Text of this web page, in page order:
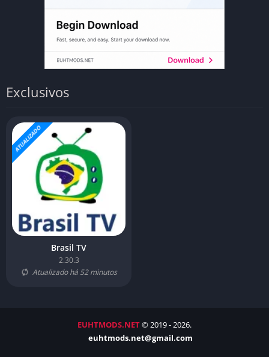
Exclusivos
ATUALIZADO
Brasil TV
2.30.3
Atualizado há 52 minutos
EUHTMODS.NET© 2019 - 2026.
euhtmods.net@gmail.com